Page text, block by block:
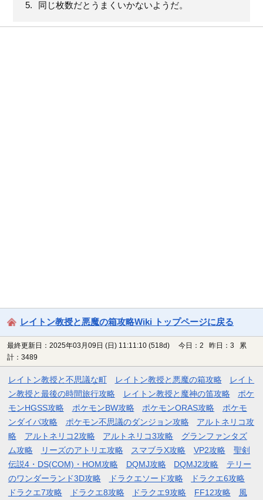
同じ枚数だとうまくいかないようだ。
レイトン教授と悪魔の箱攻略Wiki トップページに戻る
最終更新日：2025年03月09日 (日) 11:11:10 (518d)
今日：2 昨日：3 累
計：3489
レイトン教授と不思議な町 レイトン教授と悪魔の箱攻略
レイト
ン教授と最後の時間旅行攻略
レイトン教授と魔神の笛攻略
ポケ
モンHGSS攻略
ポケモンBW攻略 ポケモンORAS攻略
ポケモ
ンダイパ攻略
ポケモン不思議のダンジョン攻略
アルトネリコ攻
略
アルトネリコ2攻略 アルトネリコ3攻略
グランファンタズ
ム攻略
リーズのアトリエ攻略 スマブラX攻略 VP2攻略
聖剣
伝説4・DS(COM)・HOM攻略
DQMJ攻略 DQMJ2攻略
テリー
のワンダーランド3D攻略
ドラクエソード攻略
ドラクエ6攻略
ドラクエ7攻略
ドラクエ8攻略 ドラクエ9攻略 FF12攻略 風